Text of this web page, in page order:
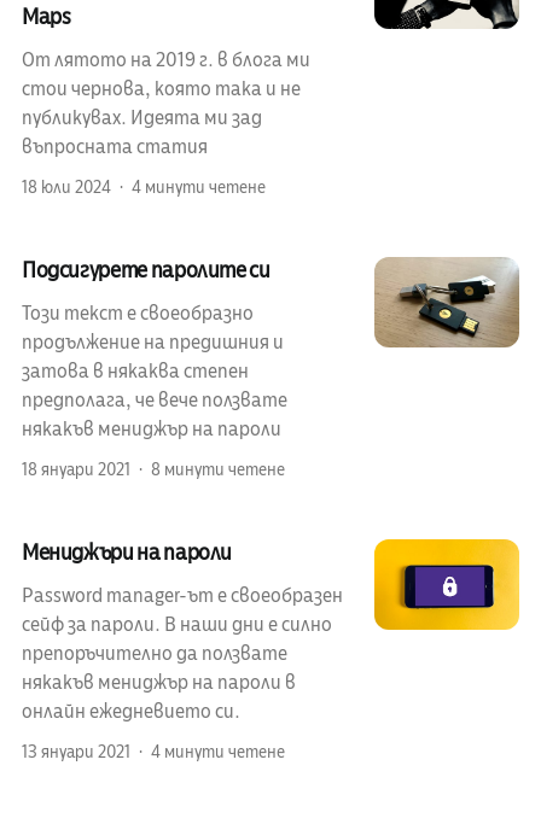
Maps
От лятото на 2019 г. в блога ми
стои чернова, която така и не
публикувах. Идеята ми зад
въпросната статия
18 юли 2024 4 минути четене
Подсигурете паролите си
Този текст е своеобразно
продължение на предишния и
затова в някаква степен
предполага, че вече ползвате
някакъв мениджър на пароли
18 януари 2021 8 минути четене
Мениджъри на пароли
Password manager-ът е своеобразен
сейф за пароли. В наши дни е силно
препоръчително да ползвате
някакъв мениджър на пароли в
онлайн ежедневието си.
13 януари 2021 4 минути четене